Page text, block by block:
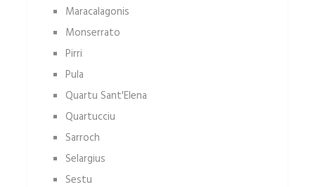
Maracalagonis
Monserrato
Pirri
Pula
Quartu Sant'Elena
Quartucciu
Sarroch
Selargius
Sestu